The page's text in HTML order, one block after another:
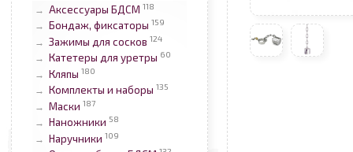
→ Аксессуары БДСМ 118
→ Бондаж, фиксаторы 159
→ Зажимы для сосков 124
→ Катетеры для уретры 60
→ Кляпы 180
→ Комплекты и наборы 135
→ Маски 187
→ Наножники 58
→ Наручники 109